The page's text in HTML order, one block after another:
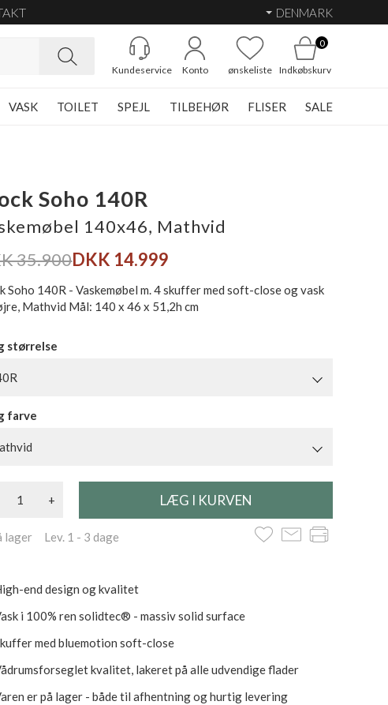
DENMARK
Kundeservice Konto ønskeliste
0
Indkøbskurv
VASK TOILET SPEJL TILBEHØR FLISER SALE
Soho 140R
140x46, Mathvid
35.900DKK 14.999
Soho 140R - Vaskemøbel m. 4 skuffer med soft-close og vask
Mathvid Mål: 140 x 46 x 51,2h cm
størrelse
farve
+
lager Lev. 1 - 3 dage
end design og kvalitet
i 100% ren solidtec® - massiv solid surface
med bluemotion soft-close
kvalitet, lakeret på alle udvendige flader
er på lager - både til afhentning og hurtig levering